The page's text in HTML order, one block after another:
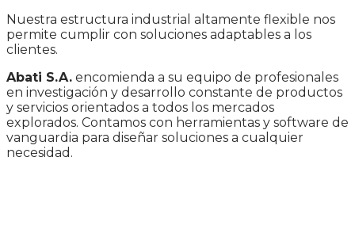
Nuestra estructura industrial altamente flexible nos
permite cumplir con soluciones adaptables a los
clientes.
Abati S.A. encomienda a su equipo de profesionales
en investigación y desarrollo constante de productos
y servicios orientados a todos los mercados
explorados. Contamos con herramientas y software de
vanguardia para diseñar soluciones a cualquier
necesidad.